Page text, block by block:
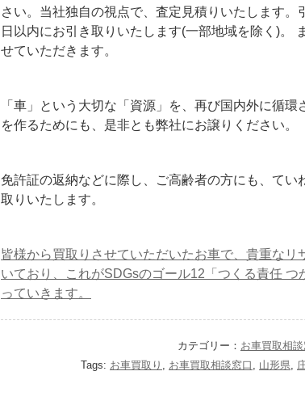
さい。当社独自の視点で、査定見積りいたします。
日以内にお引き取りいたします(一部地域を除く)。
せていただきます。
「車」という大切な「資源」を、再び国内外に循
を作るためにも、是非とも弊社にお譲りください。
免許証の返納などに際し、ご高齢者の方にも、てい
取りいたします。
皆様から買取りさせていただいたお車で、貴重なリ
いており、これがSDGsのゴール12「つくる責任
っていきます。
カテゴリー： お車買取相談
Tags: お車買取り , お車買取相談窓口 , 山形県,